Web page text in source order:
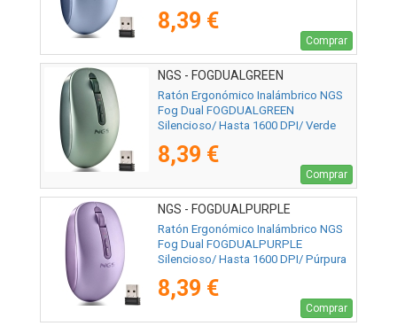
8,39 €
Comprar
NGS - FOGDUALGREEN
Ratón Ergonómico Inalámbrico NGS
Fog Dual FOGDUALGREEN
Silencioso/ Hasta 1600 DPI/ Verde
8,39 €
Comprar
NGS - FOGDUALPURPLE
Ratón Ergonómico Inalámbrico NGS
Fog Dual FOGDUALPURPLE
Silencioso/ Hasta 1600 DPI/ Púrpura
8,39 €
Comprar